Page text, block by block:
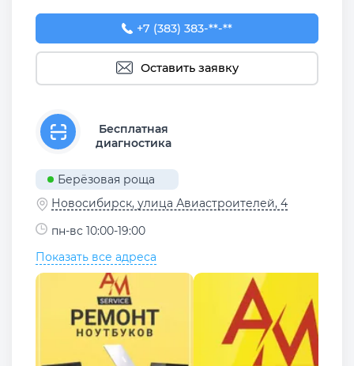
+7 (383) 383-65-03
+7 (383) 383-**-**
Оставить заявку
Бесплатная
диагностика
Берёзовая роща
Новосибирск, улица Авиастроителей, 4
пн-вс 10:00-19:00
Показать все адреса